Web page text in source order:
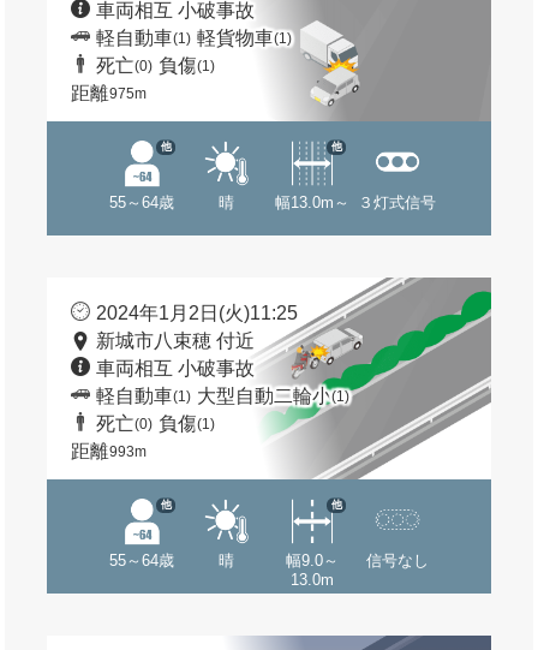
車両相互 小破事故
軽自動車(1) 軽貨物車(1)
死亡(0) 負傷(1)
距離975m
55～64歳
他
晴 幅13.0m～
他
３灯式信号
2024年1月2日(火)11:25
新城市八束穂 付近
車両相互 小破事故
軽自動車(1) 大型自動二輪小(1)
死亡(0) 負傷(1)
距離993m
55～64歳
他
晴
幅9.0～
13.0m
他
信号なし